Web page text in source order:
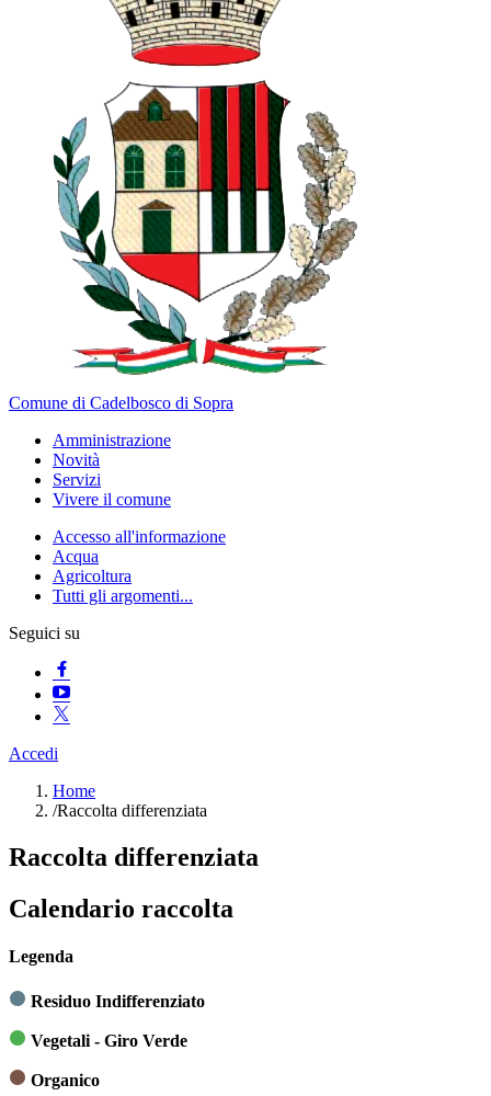
Comune di Cadelbosco di Sopra
Amministrazione
Novità
Servizi
Vivere il comune
Accesso all'informazione
Acqua
Agricoltura
Tutti gli argomenti...
Seguici su
Accedi
Home
/Raccolta differenziata
Raccolta differenziata
Calendario raccolta
Legenda
Residuo Indifferenziato
Vegetali - Giro Verde
Organico